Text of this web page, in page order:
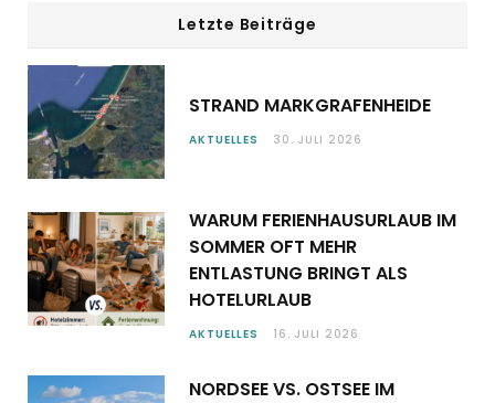
Letzte Beiträge
STRAND MARKGRAFENHEIDE
AKTUELLES 30. JULI 2026
WARUM FERIENHAUSURLAUB IM
SOMMER OFT MEHR
ENTLASTUNG BRINGT ALS
HOTELURLAUB
AKTUELLES 16. JULI 2026
NORDSEE VS. OSTSEE IM